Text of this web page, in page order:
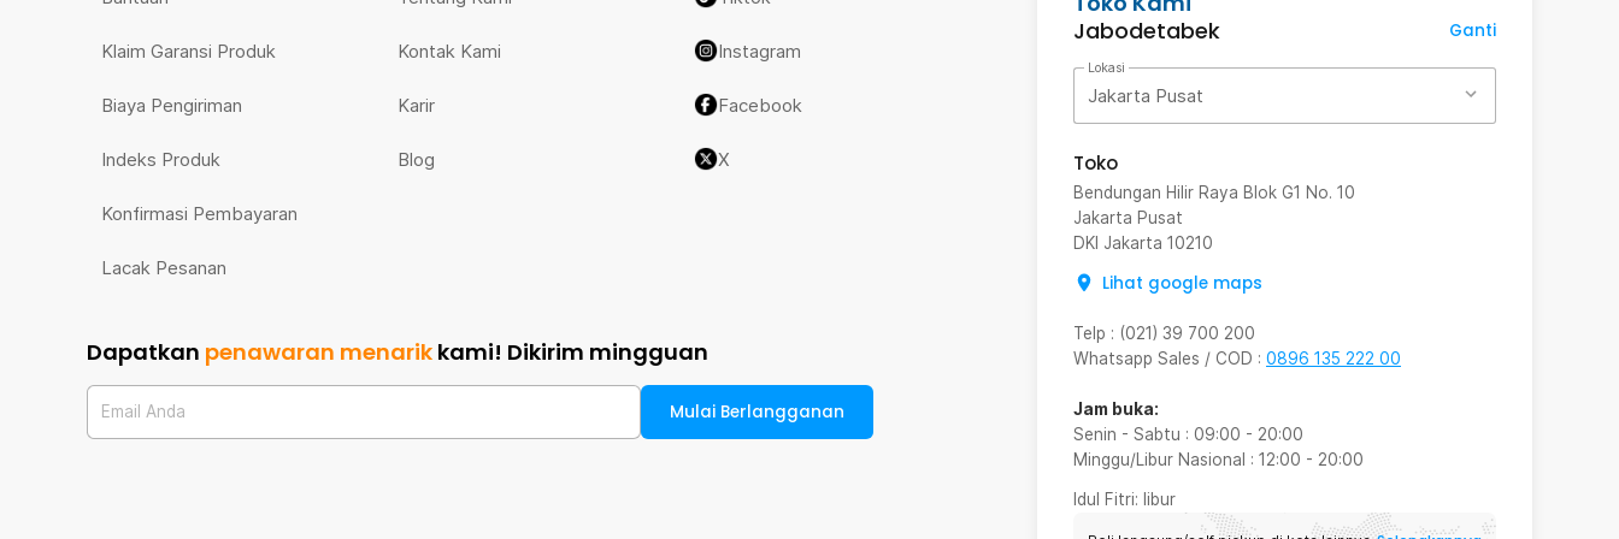
Jabodetabek
Ganti
Lokasi
Jakarta Pusat
Toko
Bendungan Hilir Raya Blok G1 No. 10
Jakarta Pusat
DKI Jakarta 10210
Lihat google maps
Telp : (021) 39 700 200
Whatsapp Sales / COD : 0896 135 222 00
Jam buka:
Senin - Sabtu : 09:00 - 20:00
Minggu/Libur Nasional : 12:00 - 20:00
Idul Fitri: libur
Klaim Garansi Produk
Biaya Pengiriman
Indeks Produk
Konfirmasi Pembayaran
Lacak Pesanan
Kontak Kami
Karir
Blog
Instagram
Facebook
X
Dapatkan penawaran menarik kami! Dikirim mingguan
Email Anda Mulai Berlangganan